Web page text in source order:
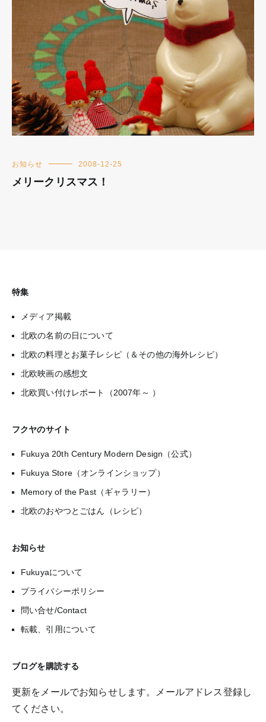
お知らせ 2008-12-25
メリークリスマス！
特集
メディア掲載
北欧の名前の日について
北欧の料理とお菓子レシピ（＆その他の海外レシピ）
北欧映画の感想文
北欧買い付けレポート（2007年～ ）
フクヤのサイト
Fukuya 20th Century Modern Design（公式）
Fukuya Store（オンラインショップ）
Memory of the Past（ギャラリー）
北欧のおやつとごはん（レシピ）
お知らせ
Fukuyaについて
プライバシーポリシー
問い合せ/Contact
転載、引用について
ブログを購読する
更新をメールでお知らせします。メールアドレス登録し
てください。